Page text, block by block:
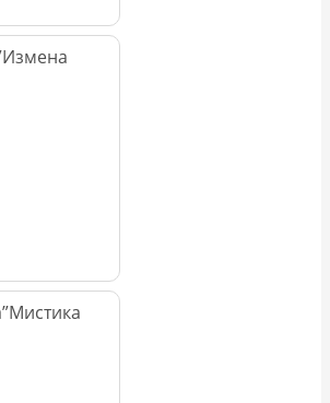
Измена
Мистика